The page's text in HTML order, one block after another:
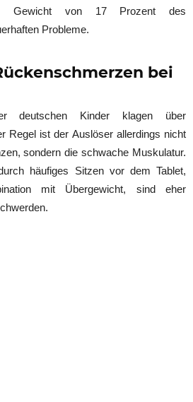
Gewicht von 17 Prozent des
Probleme.
bei
deutschen Kinder klagen über
Regel ist der Auslöser allerdings nicht
sondern die schwache Muskulatur.
häufiges Sitzen vor dem Tablet,
mit Übergewicht, sind eher